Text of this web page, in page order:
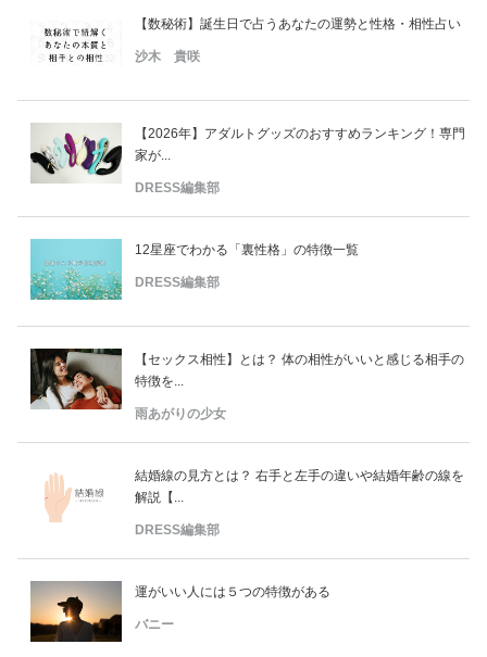
【数秘術】誕生日で占うあなたの運勢と性格・相性占い
沙木 貴咲
【2026年】アダルトグッズのおすすめランキング！専門
家が...
DRESS編集部
12星座でわかる「裏性格」の特徴一覧
DRESS編集部
【セックス相性】とは？ 体の相性がいいと感じる相手の
特徴を...
雨あがりの少女
結婚線の見方とは？ 右手と左手の違いや結婚年齢の線を
解説【...
DRESS編集部
運がいい人には５つの特徴がある
バニー